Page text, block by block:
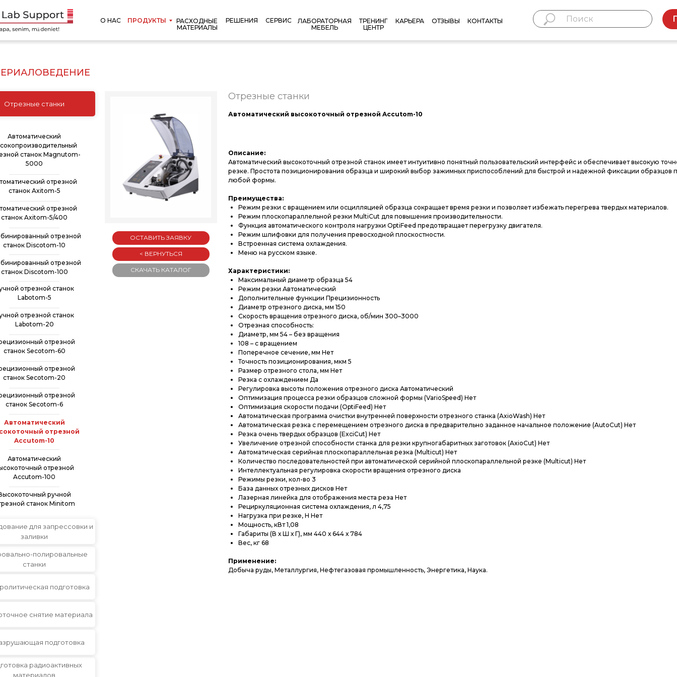
ПРОДУКТЫ
О НАС
РАСХОДНЫЕ
МАТЕРИАЛЫ
РЕШЕНИЯ СЕРВИС
ЛАБОРАТОРНАЯ
МЕБЕЛЬ
ТРЕНИНГ
ЦЕНТР
КАРЬЕРА ОТЗЫВЫ КОНТАКТЫ
Описание:
Автоматический высокоточный отрезной станок имеет интуитивно понятный пользовательский интерфейс и обеспечивает высокую
резке. Простота позиционирования образца и широкий выбор зажимных приспособлений для быстрой и надежной фиксации образцов
любой формы.
Преимущества:
Режим резки с вращением или осцилляцией образца сокращает время резки и позволяет избежать перегрева твердых материалов.
Режим плоскопараллельной резки MultiCut для повышения производительности.
Функция автоматического контроля нагрузки OptiFeed предотвращает перегрузку двигателя.
Режим шлифовки для получения превосходной плоскостности.
Встроенная система охлаждения.
Меню на русском языке.
Характеристики:
Максимальный диаметр образца 54
Режим резки Автоматический
Дополнительные функции Прецизионность
Диаметр отрезного диска, мм 150
Скорость вращения отрезного диска, об/мин 300–3000
Отрезная способность:
Диаметр, мм 54 – без вращения
108 – с вращением
Поперечное сечение, мм Нет
Точность позиционирования, мкм 5
Размер отрезного стола, мм Нет
Резка с охлаждением Да
Регулировка высоты положения отрезного диска Автоматический
Оптимизация процесса резки образцов сложной формы (VarioSpeed) Нет
Оптимизация скорости подачи (OptiFeed) Нет
Автоматическая программа очистки внутренней поверхности отрезного станка (AxioWash) Нет
Автоматическая резка с перемещением отрезного диска в предварительно заданное начальное положение (AutoCut) Нет
Резка очень твердых образцов (ExciCut) Нет
Увеличение отрезной способности станка для резки крупногабаритных заготовок (AxioCut) Нет
Автоматическая серийная плоскопараллельная резка (Multiсut) Нет
Количество последовательностей при автоматической серийной плоскопараллельной резке (Multicut) Нет
Интеллектуальная регулировка скорости вращения отрезного диска
Режимы резки, кол-во 3
База данных отрезных дисков Нет
Лазерная линейка для отображения места реза Нет
Рециркуляционная система охлаждения, л 4,75
Нагрузка при резке, Н Нет
Мощность, кВт 1,08
Габариты (В х Ш х Г), мм 440 х 644 х 784
Вес, кг 68
Применение:
Добыча руды, Металлургия, Нефтегазовая промышленность, Энергетика, Наука.
Автоматический высокоточный отрезной Accutom-10
ОСТАВИТЬ ЗАЯВКУ
Отрезные станки
< ВЕРНУТЬСЯ
СКАЧАТЬ КАТАЛОГ
Отрезные станки
полировальные
станки
для запрессовки и
заливки
подготовка
снятие материала
радиоактивных
материалов
отрезной
станок Axitom-5
отрезной
станок Discotom-100
отрезной
станок Discotom-10
отрезной
станок Axitom-5/400
Автоматический
отрезной
Accutom-10
Автоматический
отрезной
Accutom-100
ручной
станок Minitom
отрезной
станок Secotom-6
отрезной станок
Labotom-5
отрезной
станок Secotom-20
отрезной
станок Secotom-60
подготовка
отрезной станок
Labotom-20
Автоматический
станок Magnutom-
5000